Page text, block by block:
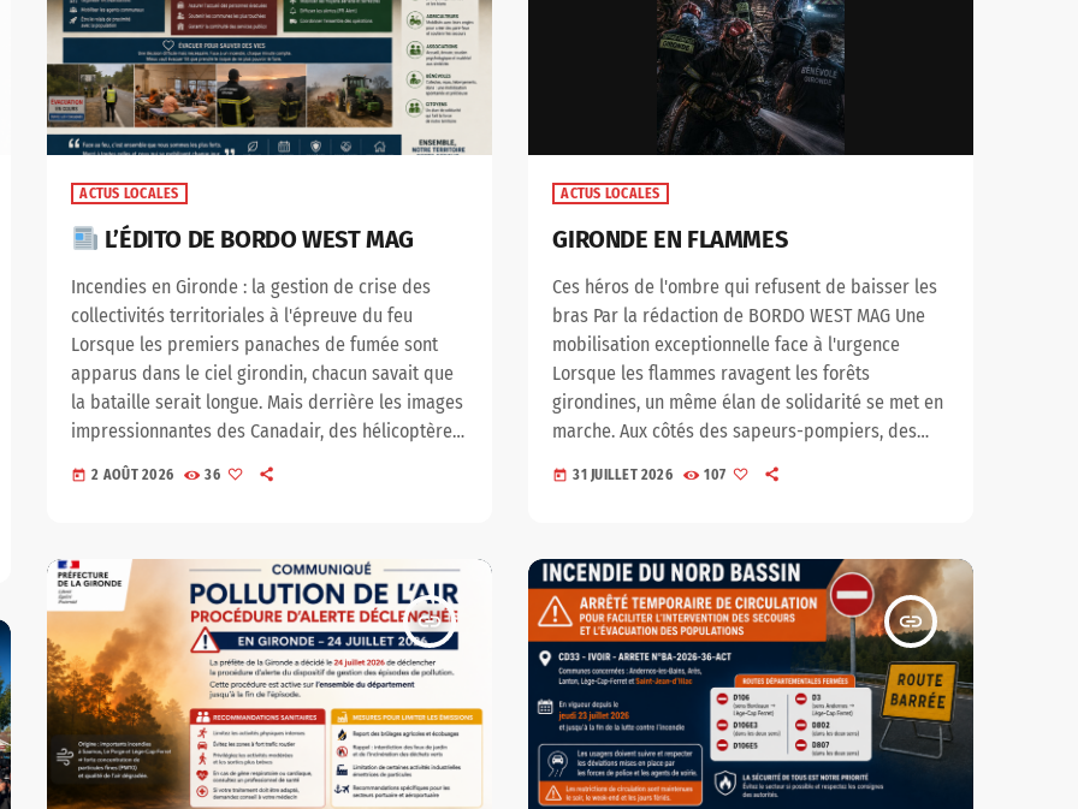
ACTUS LOCALES
L’ÉDITO DE BORDO WEST MAG
Incendies en Gironde : la gestion de crise des
collectivités territoriales à l'épreuve du feu
Lorsque les premiers panaches de fumée sont
apparus dans le ciel girondin, chacun savait que
la bataille serait longue. Mais derrière les images
impressionnantes des Canadair, des hélicoptères
bombardiers d'eau et des colonnes de sapeurs-
pompiers, une autre organisation, moins visible,
de cette ampleur, l'efficacité ne repose pas
uniquement sur les moyens de […]
today 2 AOÛT 2026 36
ACTUS LOCALES
GIRONDE EN FLAMMES
Ces héros de l'ombre qui refusent de baisser les
bras Par la rédaction de BORDO WEST MAG Une
mobilisation exceptionnelle face à l'urgence
Lorsque les flammes ravagent les forêts
girondines, un même élan de solidarité se met en
marche. Aux côtés des sapeurs-pompiers, des
sans compter : agriculteurs, bénévoles,
personnels communaux, élus et habitants. Tous
poursuivent un objectif commun […]
today 31 JUILLET 2026 107
insert_link insert_link